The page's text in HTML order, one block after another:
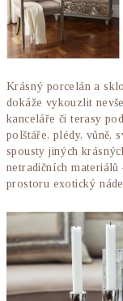
Krásný porcelán a
dokáže vykouzlit
kanceláře či terasy
polštáře, plédy, vůně,
spousty jiných
netradičních materiálů
prostoru exotický